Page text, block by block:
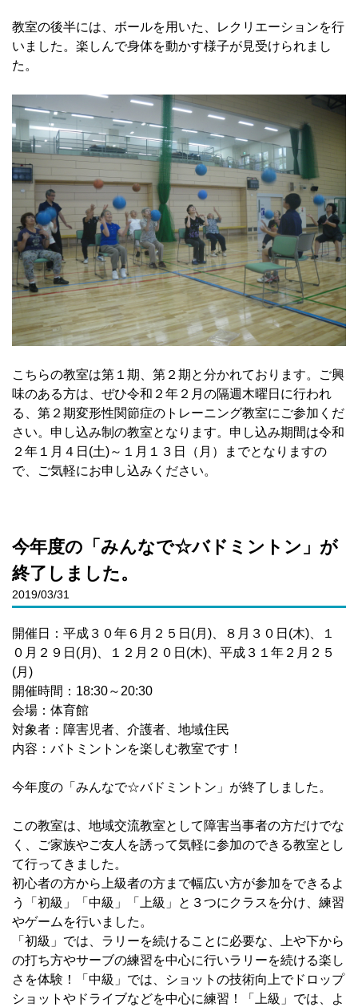
教室の後半には、ボールを用いた、レクリエーションを行
いました。楽しんで身体を動かす様子が見受けられまし
た。
こちらの教室は第１期、第２期と分かれております。ご興
味のある方は、ぜひ令和２年２月の隔週木曜日に行われ
る、第２期変形性関節症のトレーニング教室にご参加くだ
さい。申し込み制の教室となります。申し込み期間は令和
２年１月４日(土)～１月１３日（月）までとなりますの
で、ご気軽にお申し込みください。
今年度の「みんなで☆バドミントン」が
終了しました。
2019/03/31
開催日：平成３０年６月２５日(月)、８月３０日(木)、１
０月２９日(月)、１２月２０日(木)、平成３１年２月２５
(月)
開催時間：18:30～20:30
会場：体育館
対象者：障害児者、介護者、地域住民
内容：バトミントンを楽しむ教室です！
今年度の「みんなで☆バドミントン」が終了しました。
この教室は、地域交流教室として障害当事者の方だけでな
く、ご家族やご友人を誘って気軽に参加のできる教室とし
て行ってきました。
初心者の方から上級者の方まで幅広い方が参加をできるよ
う「初級」「中級」「上級」と３つにクラスを分け、練習
やゲームを行いました。
「初級」では、ラリーを続けることに必要な、上や下から
の打ち方やサーブの練習を中心に行いラリーを続ける楽し
さを体験！「中級」では、ショットの技術向上でドロップ
ショットやドライブなどを中心に練習！「上級」では、よ